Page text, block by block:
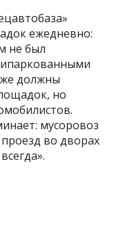
ежедневно:
не был
должны
но
мусоровоз
во дворах